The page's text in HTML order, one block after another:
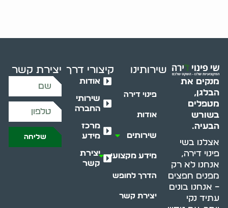
מנקים את
הבלגן,
מטפלים
בשורש
הבעיה.
אצלנו בשי
פינוי דירה,
אנחנו לא רק
מפנים חפצים
– אנחנו בונים
עתיד נקי
שירותינו
פינוי דירה
אודות
שירותים
מידע מקצועי
הדרך לחופש
יצירת קשר
קיצורי דרך
אודות
שירותי
החברה
מרכז
מידע
יצירת
קשר
יצירת קשר
שליחה